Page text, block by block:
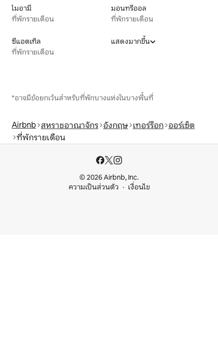
ไมอามี
ที่พักรายเดือน
มอนทรีออล
ที่พักรายเดือน
ซีแอตเทิล
ที่พักรายเดือน
แสดงมากขึ้น
*อาจมีข้อยกเว้นสำหรับที่พักบางแห่งในบางพื้นที่
Airbnb สหราชอาณาจักร อังกฤษ เทอร์ร็อก ออร์เซ็ต
ที่พักรายเดือน
© 2026 Airbnb, Inc.
ความเป็นส่วนตัว
เงื่อนไข